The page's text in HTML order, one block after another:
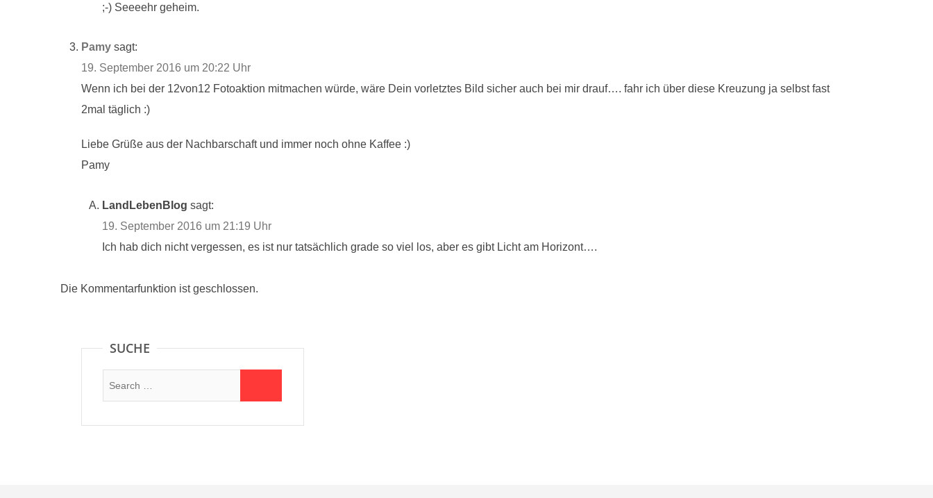
;-) Seeeehr geheim.
Pamy sagt:
19. September 2016 um 20:22 Uhr
Wenn ich bei der 12von12 Fotoaktion mitmachen würde, wäre Dein vorletztes Bild sicher auch bei mir drauf…. fahr ich über diese Kreuzung ja selbst fast
2mal täglich :)
Liebe Grüße aus der Nachbarschaft und immer noch ohne Kaffee :)
Pamy
LandLebenBlog sagt:
19. September 2016 um 21:19 Uhr
Ich hab dich nicht vergessen, es ist nur tatsächlich grade so viel los, aber es gibt Licht am Horizont….
Die Kommentarfunktion ist geschlossen.
SUCHE